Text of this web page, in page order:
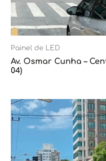
Painel de LED
Av. Osmar Cunha –
04)